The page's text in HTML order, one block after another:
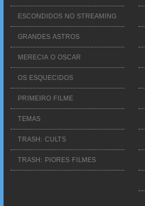
ESCONDIDOS NO STREAMING
GRANDES ASTROS
MERECIA O OSCAR
OS ESQUECIDOS
PRIMEIRO FILME
TEMAS
TRASH: CULTS
TRASH: PIORES FILMES